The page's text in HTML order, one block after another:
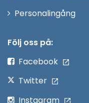
Personalingång
Följ oss på:
Facebook
Twitter
Instagram